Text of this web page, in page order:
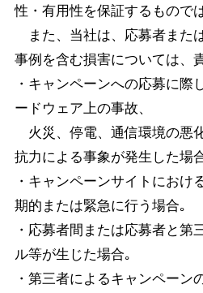
性・有用性を保証するもので
また、当社は、応募者また
事例を含む損害については、
・キャンペーンへの応募に際
ードウェア上の事故、
火災、停電、通信環境の悪
抗力による事象が発生した場
・キャンペーンサイトにおけ
期的または緊急に行う場合｡
・応募者間または応募者と第
ル等が生じた場合｡
・第三者によるキャンペーン